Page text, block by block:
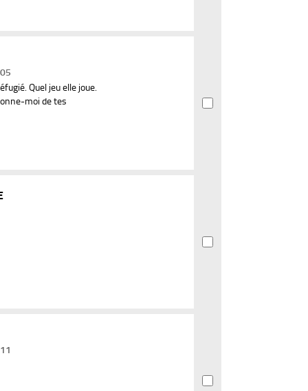
Quel jeu elle joue.
moi de tes